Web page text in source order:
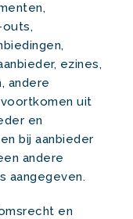
outs,
ezines,
andere
uit
en
bij aanbieder
andere
aangegeven.
en